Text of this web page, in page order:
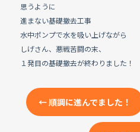
思うように
進まない基礎撤去工事
水中ポンプで水を吸い上げながら
しげさん、悪戦苦闘の末、
１発目の基礎撤去が終わりました！
←順調に進んでました！